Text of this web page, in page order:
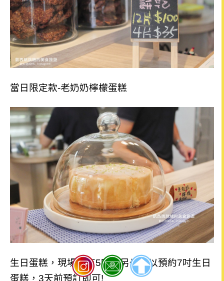
當日限定款-老奶奶檸檬蛋糕
生日蛋糕，現場皆有5吋，另也可以預約7吋生日
蛋糕，3天前預訂即可!